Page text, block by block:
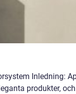
Inledning:
produkter, och